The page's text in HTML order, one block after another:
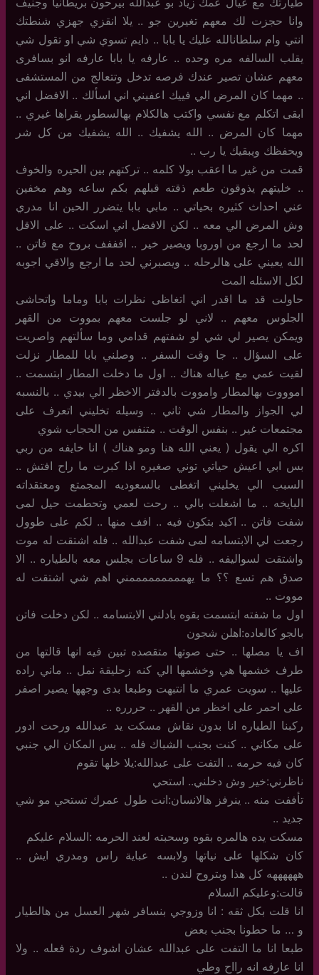
وانا حجزت لك معهم تغيرين جو .. يلا انقزي جهزي شنطتك
انتي وام سلطانالله عليك يا بابا .. دايم تسوي شي او تقول شي
يقلب السالفه مره وحده .. عارفه يا بابا عارفه انو بسافرى
معهم عشان تصير عندك فرصه تدخل وتتعالج من المستشفى
.. مهما كان المرض الي فييك اعفيني اني اسألك .. الافضل اني
ابقى اتكلم مع نفسي واكتب هالكلام بهالسطور يقراها غيري ..
مهما كان المرض .. الله يشفيك .. الله يشفيك من كل شر
ويحفظك ويبقيك يا رب ..
قمت من غير ما اعقب بولا كلمه .. تركتهم بين الحيره والخوف
.. خليتهم يذوقون طعم ذقته قبلهم بكم ساعه وهم مخفين
عني احداث كثيره بحياتي .. مابي بابا يتضرر الحين انا مدري
وش المرض الي معه .. لكن الافضل اني اسكت .. على الاقل
لحد ما ارجع من اوروبا ويصير خير .. افففف بروح مع فاتن ..
الله يعيني على هالرحله .. ويصبرني لحد ما ارجع والاقي اجوبه
لكل الاسئله المت
حاولت قد ما اقدر اني اتغاظى نظرات بابا وماما واتحاشى
الجلوس معهم .. لاني لو جلست معهم بمووت من القهر
ويمكن يصير لي شي لو شفتهم قدامي وما سألتهم واصريت
على السؤال .. جا وقت السفر .. وصلني بابا للمطار نزلت
لقيت عمي مع عياله هناك .. اول ما دخلت المطار ابتسمت ..
اموووت بهالمطار وامووت بالدفتر الاخظر الي بيدي .. بالنسبه
لي الجواز والمطار شي ثاني .. وسيله تخليني اتعرف على
مجتمعات غير .. بنفس الوقت .. متنفس من الحجاب شوي
اكره الي يقول ( يعني الله هنا ومو هناك ) انا خايفه من ربي
بس ابي اعيش حياتي توني صغيره اذا كبرت ما راح افتش ..
السبب الي يخليني اتغطى بالسعوديه المجمتع ومعتقداته
البايخه .. ما اشغلت بالي .. رحت لعمي وتحطمت حيل لمى
شفت فاتن .. اكيد بتكون فيه .. افف منها .. لكم على طوول
رجعت لي الابتسامه لمى شفت عبدالله .. فله اشتقت له موت
واشتقت لسواليفه .. فله 9 ساعات بجلس معه بالطياره .. الا
صدق هم تسع ؟؟ ما يهمممممممممني اهم شي اشتقت له
مووت ..
اول ما شفته ابتسمت بقوه بادلني الابتسامه .. لكن دخلت فاتن
بالجو كالعاده:اهلن شجون
اف يا مصلها .. حتى صوتها متقصده تبين فيه انها قالتها من
طرف خشمها هي وخشمها الي كنه زحليقة نمل .. ماني راده
عليها .. سويت عمري ما انتبهت وطبعا بدى وجهها يصير اصفر
على احمر على اخظر من القهر .. حررره ..
ركبنا الطياره انا بدون نقاش مسكت يد عبدالله ورحت ادور
على مكاني .. كنت بجنب الشباك فله .. بس المكان الي جنبي
كان فيه حرمه .. التفت على عبدالله:يلا خلها تقوم
ناظرني:خير وش دخلني.. استحي
تأففت منه .. ينرفز هالانسان:انت طول عمرك تستحي مو شي
جديد ..
مسكت يده هالمره بقوه وسحبته لعند الحرمه :السلام عليكم
كان شكلها على نياتها ولابسه عباية راس ومدري ايش ..
ههههههه كل هذا وبتروح لندن ..
قالت:وعليكم السلام
انا قلت بكل ثقه : انا وزوجي بنسافر شهر العسل من هالطيار
و … ما حطونا بجنب بعض
طبعا انا ما التفت على عبدالله عشان اشوف ردة فعله .. ولا
انا عارفه انه رااح وطي